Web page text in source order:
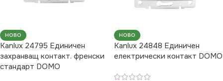
НОВО
Kanlux 24795 Единичен
захранващ контакт. френски
стандарт DOMO
НОВО
Kanlux 24848 Единичен
електрически контакт DOMO